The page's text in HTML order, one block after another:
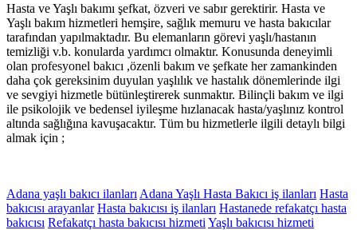
Hasta ve Yaşlı bakımı şefkat, özveri ve sabır gerektirir. Hasta ve
Yaşlı bakım hizmetleri hemşire, sağlık memuru ve hasta bakıcılar
tarafından yapılmaktadır. Bu elemanların görevi yaşlı/hastanın
temizliği v.b. konularda yardımcı olmaktır. Konusunda deneyimli
olan profesyonel bakıcı ,özenli bakım ve şefkate her zamankinden
daha çok gereksinim duyulan yaşlılık ve hastalık dönemlerinde ilgi
ve sevgiyi hizmetle bütünleştirerek sunmaktır. Bilinçli bakım ve ilgi
ile psikolojik ve bedensel iyileşme hızlanacak hasta/yaşlınız kontrol
altında sağlığına kavuşacaktır. Tüm bu hizmetlerle ilgili detaylı bilgi
almak için ;
Adana yaşlı bakıcı ilanları Adana Yaşlı Hasta Bakıcı iş ilanları Hasta
bakıcısı arayanlar Hasta bakıcısı iş ilanları Hastanede refakatçı hasta
bakıcısı Refakatçı hasta bakıcısı hizmeti Yaşlı bakıcısı hizmeti